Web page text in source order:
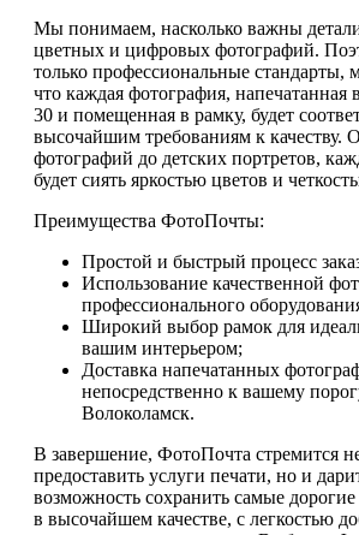
Мы понимаем, насколько важны
цветных и цифровых фотографий.
только профессиональные стандарты,
что каждая фотография, напечатанная
30 и помещенная в рамку, будет
высочайшим требованиям к качеству.
фотографий до детских портретов,
будет сиять яркостью цветов и
Преимущества ФотоПочты:
Простой и быстрый процесс
Использование качественной
профессионального
Широкий выбор рамок для
вашим интерьером;
Доставка напечатанных
непосредственно к вашему
Волоколамск.
В завершение, ФотоПочта стремится
предоставить услуги печати, но и
возможность сохранить самые
в высочайшем качестве, с легкостью